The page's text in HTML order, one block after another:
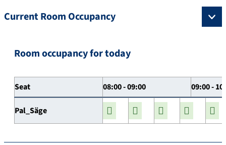
Current Room Occupancy
Room occupancy for today
Seat 08:00 - 09:00 09:00 -
Pal_Säge